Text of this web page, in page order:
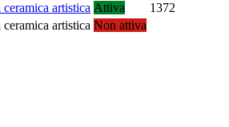
artistica Attiva 1372
artistica Non attiva